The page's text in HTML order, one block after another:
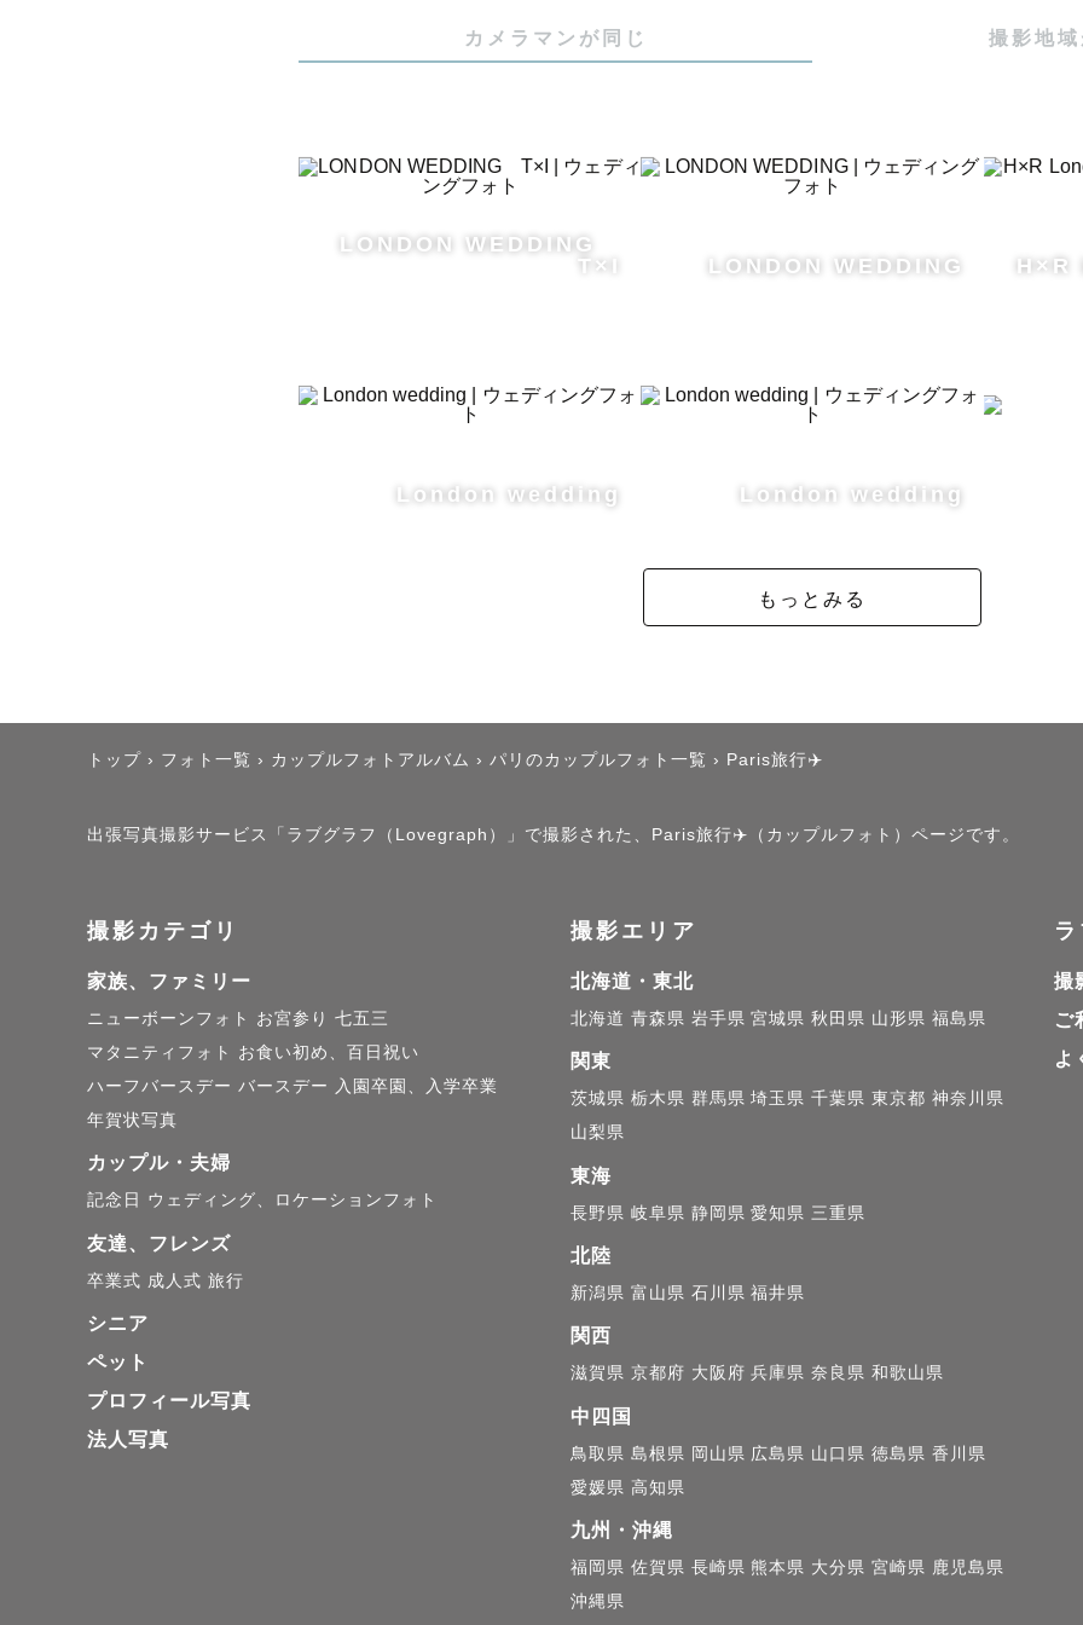
アイスランドからの交通費、宿泊費を一部負担して頂く場合がご
時期により異なりますがパリ出張の場合は7-12万円程の追加交通
ご相談頂けますと詳細な見積もりなど出せますのでご連絡くださ
カメラマンが同じ 撮影地
LONDON WEDDING
T×I
LONDON WEDDING
London wedding London wedding
もっとみる
トップ › フォト一覧 › カップルフォトアルバム › パリのカップルフォト一覧 › Paris旅行✈️
出張写真撮影サービス「ラブグラフ（Lovegraph）」で撮影された、Paris旅行✈️（カップルフォト）ページです。
撮影カテゴリ
家族、ファミリー
ニューボーンフォト お宮参り 七五三
マタニティフォト
お食い初め、百日祝い
ハーフバースデー バースデー
入園卒園、入学卒業
年賀状写真
カップル・夫婦
記念日 ウェディング、ロケーションフォト
友達、フレンズ
卒業式 成人式 旅行
シニア
ペット
プロフィール写真
法人写真
撮影エリア
北海道・東北
北海道 青森県 岩手県 宮城県 秋田県 山形県 福島県
関東
茨城県 栃木県 群馬県 埼玉県 千葉県 東京都 神奈川県
山梨県
東海
長野県 岐阜県 静岡県 愛知県 三重県
北陸
新潟県 富山県 石川県 福井県
関西
滋賀県 京都府 大阪府 兵庫県 奈良県 和歌山県
中四国
鳥取県 島根県 岡山県 広島県 山口県 徳島県 香川県
愛媛県 高知県
九州・沖縄
福岡県 佐賀県 長崎県 熊本県 大分県 宮崎県 鹿児島県
沖縄県
撮
ご
よ